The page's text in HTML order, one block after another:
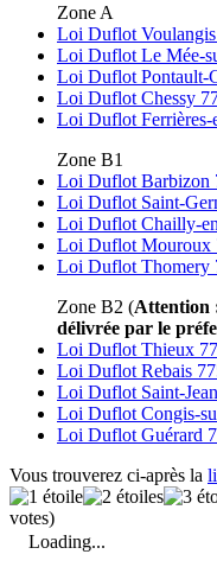
Zone A
Loi Duflot
Loi Duflot Le Mée-
Loi Duflot Pontault-
Loi Duflot Chessy
Loi Duflot Ferrières-
Zone B1
Loi Duflot Barbizon
Loi Duflot Saint-
Loi Duflot Chailly-
Loi Duflot Mouroux
Loi Duflot Thomery
Zone B2 (Attention
délivrée par le
Loi Duflot Thieux
Loi Duflot Rebais
Loi Duflot Saint-
Loi Duflot Congis-
Loi Duflot Guérard
Vous trouverez ci-après la
votes)
Loading...